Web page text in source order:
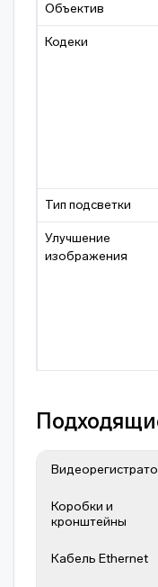
Объектив
Кодеки
Тип подсветки
Улучшение
изображения
Коробки и
кронштейны
Кабель Ethernet